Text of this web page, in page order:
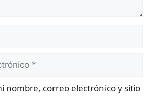
nombre, correo electrónico y sitio